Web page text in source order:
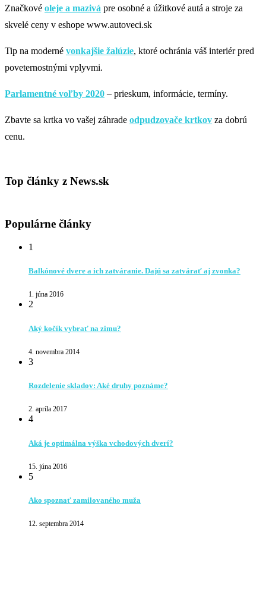
Značkové oleje a mazivá pre osobné a úžitkové autá a stroje za
skvelé ceny v eshope www.autoveci.sk
Tip na moderné vonkajšie žalúzie, ktoré ochránia váš interiér pred
poveternostnými vplyvmi.
Parlamentné voľby 2020 – prieskum, informácie, termíny.
Zbavte sa krtka vo vašej záhrade odpudzovače krtkov za dobrú
cenu.
Top články z News.sk
Populárne články
1
Balkónové dvere a ich zatváranie. Dajú sa zatvárať aj zvonka?
1. júna 2016
2
Aký kočík vybrať na zimu?
4. novembra 2014
3
Rozdelenie skladov: Aké druhy poznáme?
2. apríla 2017
4
Aká je optimálna výška vchodových dverí?
15. júna 2016
5
Ako spoznať zamilovaného muža
12. septembra 2014